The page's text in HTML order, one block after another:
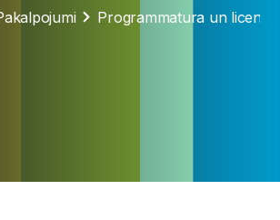
Programmatura un